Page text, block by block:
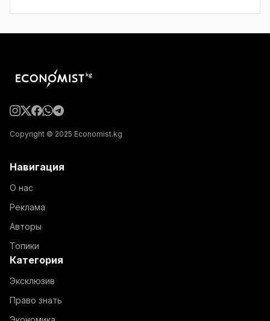
Copyright © 2025 Economist.kg
Навигация
О нас
Реклама
Авторы
Топики
Категория
Эксклюзив
Право знать